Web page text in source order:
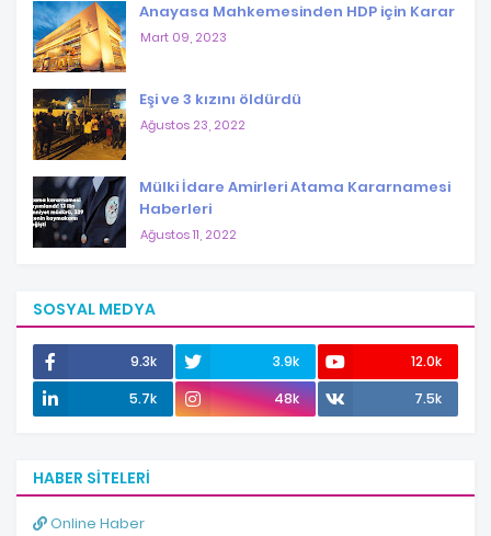
Anayasa Mahkemesinden HDP için Karar
Mart 09, 2023
Eşi ve 3 kızını öldürdü
Ağustos 23, 2022
Mülki İdare Amirleri Atama Kararnamesi
Haberleri
Ağustos 11, 2022
SOSYAL MEDYA
9.3k 3.9k
12.0k
5.7k
48k 7.5k
HABER SITELERI
Online Haber